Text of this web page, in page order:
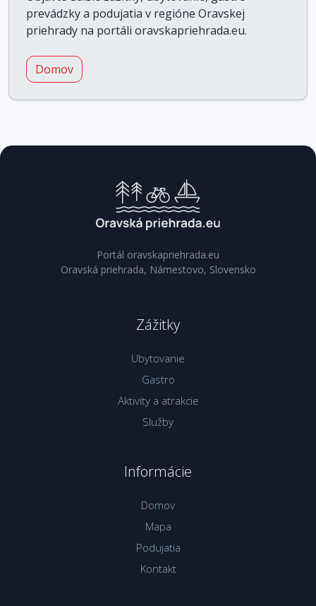
prevádzky a podujatia v regióne Oravskej
priehrady na portáli oravskapriehrada.eu.
Domov
Portál oravskapriehrada.eu
Oravská priehrada, Námestovo, Slovensko
Zážitky
Ubytovanie
Gastro
Aktivity a atrakcie
Služby
Informácie
Domov
Mapa
Podujatia
Kontakt